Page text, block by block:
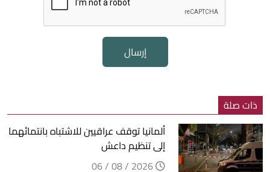
إرسال
ذات صلة
ألمانيا توقف عراقيين للاشتباه بانتمائهما
إلى تنظيم داعش